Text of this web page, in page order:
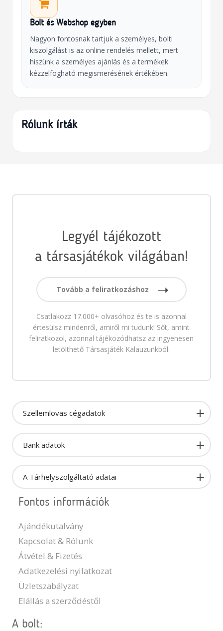
Bolt és Webshop egyben
Nagyon fontosnak tartjuk a személyes, bolti
kiszolgálást is az online rendelés mellett, mert
hiszünk a személyes ajánlás és a termékek
kézzelfogható megismerésének értékében.
Rólunk írták
Legyél tájékozott
a társasjátékok világában!
Tovább a feliratkozáshoz
Csatlakozz 17.000+ olvasóhoz és te is azonnal
értesülsz mindenről, amiről mi tudunk! Sőt, amint
feliratkozol, azonnal tájékozódhatsz az ingyenesen
letölthető Társasjáték Kalauzunkból.
Szellemlovas cégadatok
Bank adatok
A Tárhelyszolgáltató adatai
Fontos információk
Ajándékutalvány
Kapcsolat & Rólunk
Átvétel & Fizetés
Adatkezelési nyilatkozat
Üzletszabályzat
Elállás a szerződéstől
A bolt: